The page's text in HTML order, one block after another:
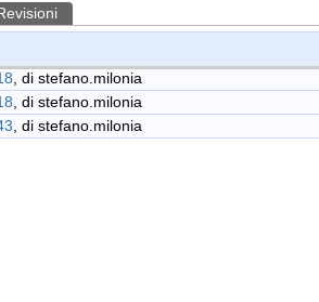
, di stefano.milonia
, di stefano.milonia
, di stefano.milonia